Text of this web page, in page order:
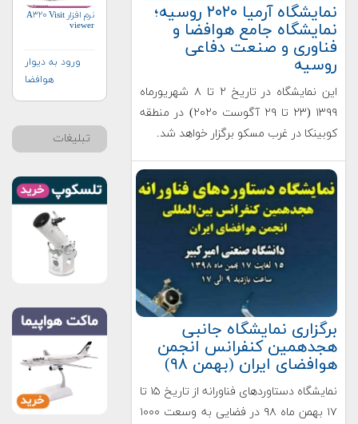
نمایشگاه آرمیا ۲۰۲۰ روسیه؛
نمایشگاه جامع هوافضا و
فناوری و صنعت دفاعی
روسیه
این نمایشگاه در تاریخ ۲ تا ۸ شهریورماه
۱۳۹۹ (۲۳ تا ۲۹ آگوست ۲۰۲۰) در منطقه
کوبینکا در غرب مسکو برگزار خواهد شد.
برگزاری نمایشگاه جانبی
هجدهمین کنفرانس انجمن
هوافضای ایران (بهمن ۹۸)
نمایشگاه دستاوردهای فناورانه از تاریخ ۱۵ تا
۱۷ بهمن ماه ۹۸ در فضایی به وسعت ۱۰۰۰
نرم افزار A۳۲۰ Visit
viewer
ورود به دیوار
هوافضا
تبلیغات